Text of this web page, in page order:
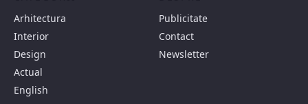
Arhitectura
Interior
Design
Actual
English
Publicitate
Contact
Newsletter